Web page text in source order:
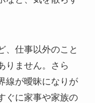
、仕事以外のこと
りません。さら
線が曖昧になりが
ぐに家事や家族の